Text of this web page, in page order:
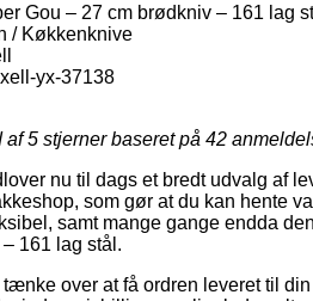
Gou – 27 cm brødkniv – 161 lag
/ Køkkenknive
yx-37138
af 5 stjerner baseret på 42
nu til dags et bredt udvalg af
som gør at du kan hente
samt mange gange endda
161 lag stål.
tænke over at få ordren leveret til